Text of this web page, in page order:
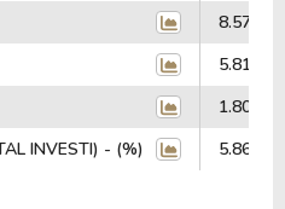
8.57%
5.81%
1.80%
INVESTI) - (%)
5.86%